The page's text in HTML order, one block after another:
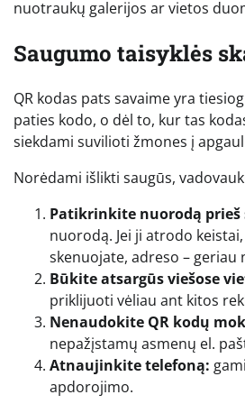
nuotraukų galerijos ar vietos
Saugumo taisyklės
QR kodas pats savaime yra
paties kodo, o dėl to, kur tas
siekdami suvilioti žmones į
Norėdami išlikti saugūs,
Patikrinkite nuorodą prieš
nuorodą. Jei ji atrodo
skenuojate, adreso – geriau
Būkite atsargūs viešose
priklijuoti vėliau ant kitos
Nenaudokite QR kodų
nepažįstamų asmenų el.
Atnaujinkite telefoną:
apdorojimo.